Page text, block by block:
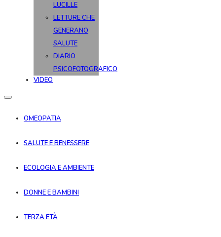
LUCILLE
LETTURE CHE
GENERANO
SALUTE
DIARIO
PSICOFOTOGRAFICO
VIDEO
OMEOPATIA
SALUTE E BENESSERE
ECOLOGIA E AMBIENTE
DONNE E BAMBINI
TERZA ETÀ